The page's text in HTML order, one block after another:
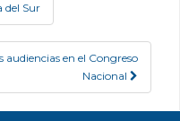
del Sur
audiencias en el Congreso
Nacional